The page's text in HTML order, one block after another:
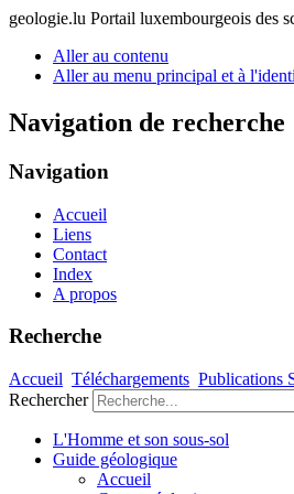
geologie.lu Portail luxembourgeois des
Aller au contenu
Aller au menu principal et à
Navigation de recherche
Navigation
Accueil
Liens
Contact
Index
A propos
Recherche
Accueil Téléchargements Publications
Rechercher
L'Homme et son sous-sol
Guide géologique
Accueil